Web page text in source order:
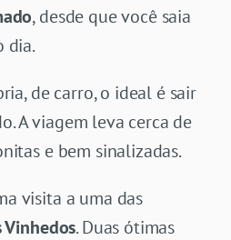
, desde que você saia
dia.
de carro, o ideal é sair
A viagem leva cerca de
e bem sinalizadas.
visita a uma das
Vinhedos. Duas ótimas